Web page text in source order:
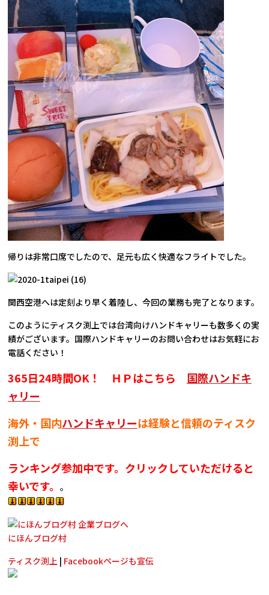
帰りは非常口席でしたので、足元も広く快適なフライトでした。
関西空港へは定刻より早く着陸し、今回の業務も完了となります。
このようにティスク渕上では台湾向けハンドキャリーも数多くの実
績がございます。国際ハンドキャリーのお問い合わせはお気軽にお
電話ください！
365日24時間OK！ ＨＰはこちら 国際ハンドキ
ャリー
海外・国内ハンドキャリーは経験と信頼のティスク
渕上で
ランキング参加中です。クリックしていただけると
幸いです。 。
にほんブログ村
ティスク渕上 | Facebookページも宣伝